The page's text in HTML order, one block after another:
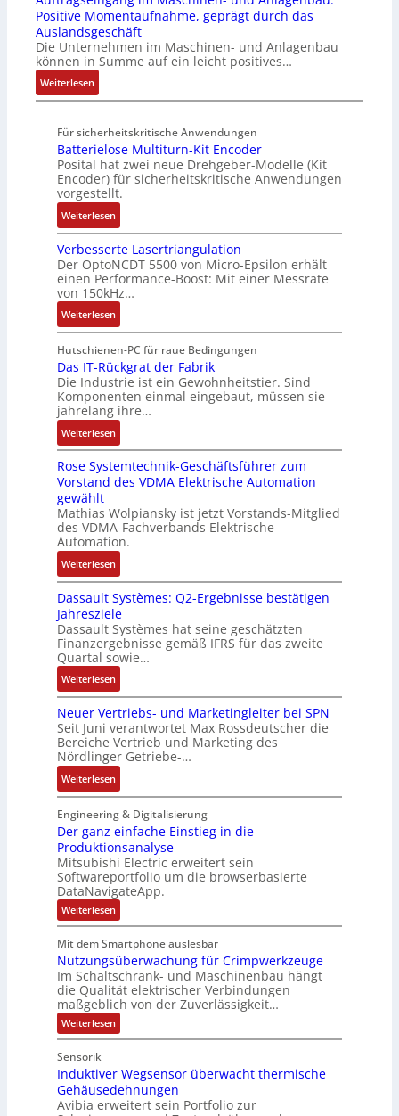
m
e
i
f
e
g
a
M
L
3
f
ü
r
s
i
c
h
e
r
e
E
n
t
w
i
c
k
l
u
n
g
e
u
e
r
u
n
n
A
G
V
u
n
o
b
o
t
k
t
u
r
f
e
h
l
e
n
,
3
M
i
l
l
i
o
n
e
n
A
r
b
e
i
t
s
k
r
ä
f
t
e
l
A
b
o
u
t
u
t
o
m
a
t
i
o
n
e
x
p
a
n
d
i
e
r
t
Positive Momentaufnahme, geprägt durch das
Auslandsgeschäft
Die Unternehmen im Maschinen- und Anlagenbau
können in Summe auf ein leicht positives…
Weiterlesen:
A
f
t
r
a
g
s
e
i
n
g
a
n
g
i
m
M
a
s
c
h
i
n
e
n
-
A
n
l
a
g
e
n
b
a
u
:
P
o
s
i
t
i
v
e
M
o
m
e
n
t
a
f
n
a
Für sicherheitskritische Anwendungen
Batterielose Multiturn-Kit Encoder
Posital hat zwei neue Drehgeber-Modelle (Kit
Encoder) für sicherheitskritische Anwendungen
vorgestellt.
Weiterlesen:
B
a
t
t
e
r
i
e
l
o
s
e
M
u
l
t
t
u
r
n
-
K
i
t
E
n
c
e
r
Verbesserte Lasertriangulation
Der OptoNCDT 5500 von Micro-Epsilon erhält
einen Performance-Boost: Mit einer Messrate
von 150kHz…
Weiterlesen:
V
e
r
b
e
s
s
e
r
t
L
a
s
e
r
t
r
i
a
n
g
a
t
o
Hutschienen-PC für raue Bedingungen
Das IT-Rückgrat der Fabrik
Die Industrie ist ein Gewohnheitstier. Sind
Komponenten einmal eingebaut, müssen sie
jahrelang ihre…
Weiterlesen:
D
a
s
T
-
R
ü
c
k
g
r
a
t
d
e
r
F
a
b
r
k
Rose Systemtechnik-Geschäftsführer zum
Vorstand des VDMA Elektrische Automation
gewählt
Mathias Wolpiansky ist jetzt Vorstands-Mitglied
des VDMA-Fachverbands Elektrische
Automation.
Weiterlesen:
R
o
s
e
S
y
s
t
e
m
t
e
c
h
n
i
k
-
G
e
s
ä
f
t
f
h
r
e
Dassault Systèmes: Q2-Ergebnisse bestätigen
Jahresziele
Dassault Systèmes hat seine geschätzten
Finanzergebnisse gemäß IFRS für das zweite
Quartal sowie…
Weiterlesen:
D
a
s
s
a
u
l
t
S
y
s
t
è
m
s
:
Q
2
-
E
e
b
Neuer Vertriebs- und Marketingleiter bei SPN
Seit Juni verantwortet Max Rossdeutscher die
Bereiche Vertrieb und Marketing des
Nördlinger Getriebe-…
Weiterlesen:
N
e
u
e
r
V
e
r
t
r
i
e
b
s
-
d
M
Engineering & Digitalisierung
Der ganz einfache Einstieg in die
Produktionsanalyse
Mitsubishi Electric erweitert sein
Softwareportfolio um die browserbasierte
DataNavigateApp.
Weiterlesen:
D
r
g
a
n
z
e
i
n
c
h
e
E
Mit dem Smartphone auslesbar
Nutzungsüberwachung für Crimpwerkzeuge
Im Schaltschrank- und Maschinenbau hängt
die Qualität elektrischer Verbindungen
maßgeblich von der Zuverlässigkeit…
Weiterlesen:
N
z
u
n
g
Sensorik
Induktiver Wegsensor überwacht thermische
Gehäusedehnungen
Avibia erweitert sein Portfolio zur